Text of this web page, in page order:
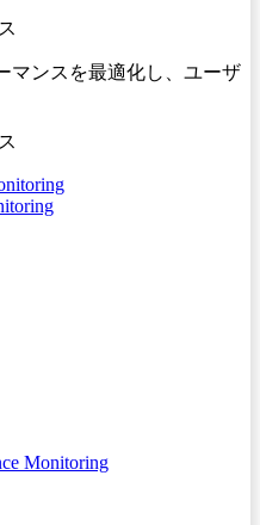
マンスを最適化し、ユーザ
Monitoring